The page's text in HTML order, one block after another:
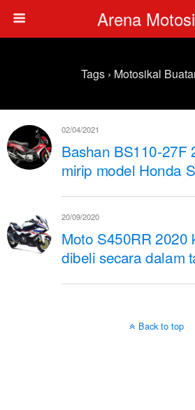
Arena
Tags › Motosikal
02/04/2021
Bashan BS110-27F
mirip model Honda
20/09/2020
Moto S450RR 2020
dibeli secara dalam
Back to top